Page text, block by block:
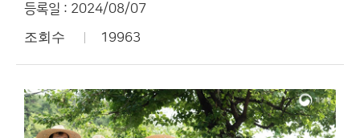
등록일 : 2024/08/07
조회수 19963